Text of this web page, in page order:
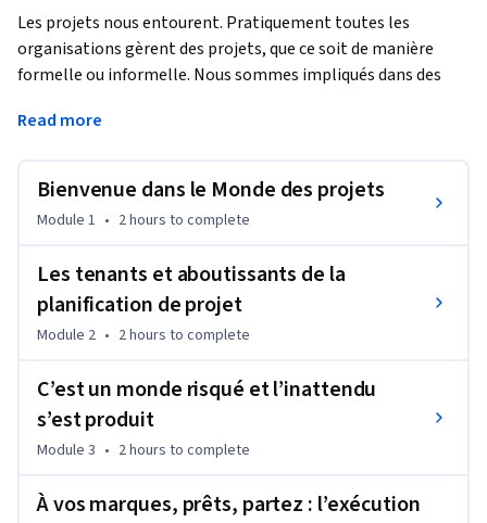
Les projets nous entourent. Pratiquement toutes les
organisations gèrent des projets, que ce soit de manière
formelle ou informelle. Nous sommes impliqués dans des
planification et les méthodologies d’exécution de tous les
d’exécuter les projets plus efficacement. La gestion de projet
fournit aux organisations (et aux particuliers) le langage et
les cadres nécessaires à la définition de la portée des projets,
à la réduction des risques.\n\nCe cours est une introduction
aux concepts clés de la planification et de l’exécution de
projets. Nous allons identifier les facteurs qui mènent à la
les projets. Les étudiants seront exposés à des
méthodologies de pointe et à la prise en compte des défis de
divers types de projets.
Read more
Bienvenue dans le Monde des projets
Module 1 • 2 hours to complete
Les tenants et aboutissants de la
planification de projet
Module 2 • 2 hours to complete
C’est un monde risqué et l’inattendu
s’est produit
Module 3 • 2 hours to complete
À vos marques, prêts, partez : l’exécution